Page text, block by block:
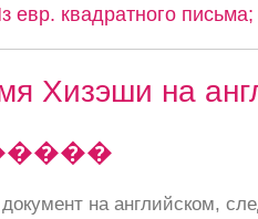
евр. квадратного
Хизэши на
на английском,